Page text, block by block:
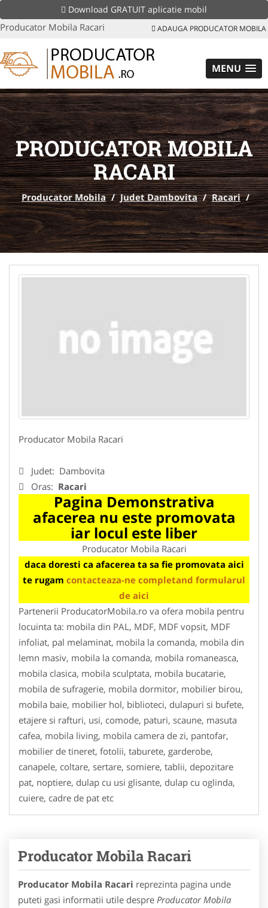
Download GRATUIT aplicatie mobil
Producator Mobila Racari ADAUGA PRODUCATOR MOBILA
MENU
PRODUCATOR MOBILA
RACARI
Producator Mobila / Judet Dambovita / Racari /
Producator Mobila Racari
Judet: Dambovita
Oras: Racari
Pagina Demonstrativa
afacerea nu este promovata
iar locul este liber
Producator Mobila Racari
daca doresti ca afacerea ta sa fie promovata aici
te rugam contacteaza-ne completand formularul
de aici
Partenerii ProducatorMobila.ro va ofera mobila pentru
locuinta ta: mobila din PAL, MDF, MDF vopsit, MDF
infoliat, pal melaminat, mobila la comanda, mobila din
lemn masiv, mobila la comanda, mobila romaneasca,
mobila clasica, mobila sculptata, mobila bucatarie,
mobila de sufragerie, mobila dormitor, mobilier birou,
mobila baie, mobilier hol, biblioteci, dulapuri si bufete,
etajere si rafturi, usi, comode, paturi, scaune, masuta
cafea, mobila living, mobila camera de zi, pantofar,
mobilier de tineret, fotolii, taburete, garderobe,
canapele, coltare, sertare, somiere, tablii, depozitare
pat, noptiere, dulap cu usi glisante, dulap cu oglinda,
cuiere, cadre de pat etc
Producator Mobila Racari
Producator Mobila Racari reprezinta pagina unde
puteti gasi informatii utile despre Producator Mobila